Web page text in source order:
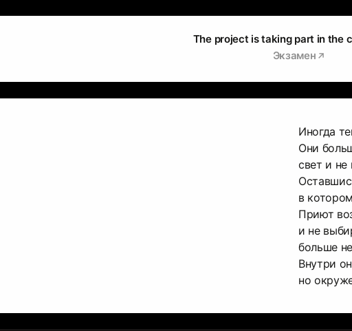
The project is taking part in the
Экзамен
Иногда
Они
свет и не
в
Приют
и не
больше
Внутри
но